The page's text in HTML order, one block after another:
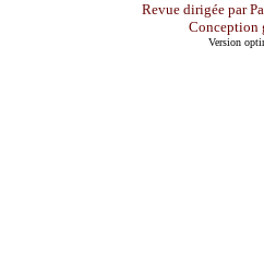
Revue dirigée par
Conception
Version